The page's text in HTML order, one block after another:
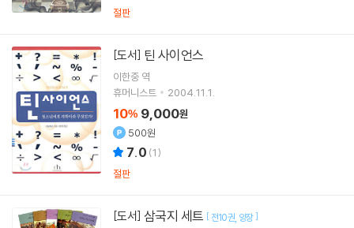
절판
[도서] 틴 사이언스
이한중 역
휴머니스트
2004.11.1.
10% 9,000원
500원
7.0 (1)
절판
[도서] 삼국지 세트 [ 전10권 양장]